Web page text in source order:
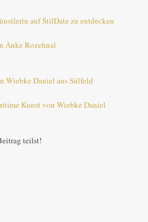
Anke Rozehnal
Kunst von Wiebke Daniel
teilst!